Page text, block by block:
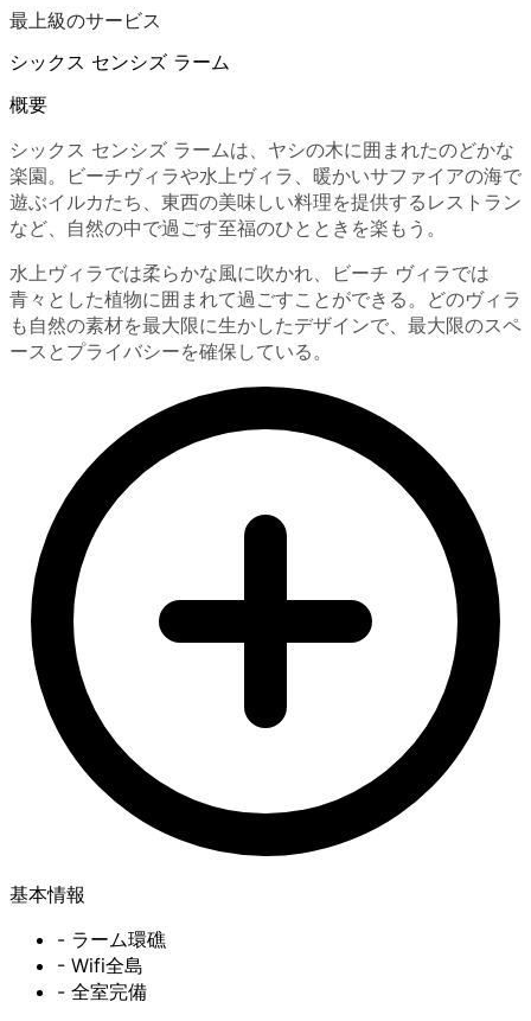
最上級のサービス
シックス センシズ ラーム
概要
シックス センシズ ラームは、ヤシの木に囲まれたのどかな
楽園。ビーチヴィラや水上ヴィラ、暖かいサファイアの海で
遊ぶイルカたち、東西の美味しい料理を提供するレストラン
など、自然の中で過ごす至福のひとときを楽もう。
水上ヴィラでは柔らかな風に吹かれ、ビーチ ヴィラでは
青々とした植物に囲まれて過ごすことができる。どのヴィラ
も自然の素材を最大限に生かしたデザインで、最大限のスペ
ースとプライバシーを確保している。
基本情報
- ラーム環礁
- Wifi全島
- 全室完備